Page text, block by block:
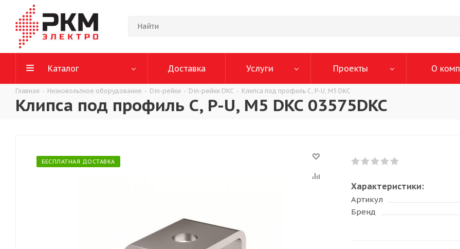
Каталог Доставка Услуги Проекты О
Главная - Низковольтное оборудование - Din-рейки - Din-рейки DKC - Клипса под профиль C, P-U, M5 DKC
Клипса под профиль C, P-U, M5 DKC 03575DKC
БЕСПЛАТНАЯ ДОСТАВКА
Характеристики:
Артикул
Бренд